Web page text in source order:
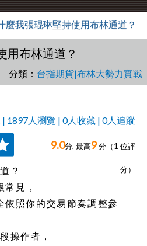
麼我張琨琳堅持使用布林通道？
用布林通道？
分類： 台指期貨|布林大勢力實戰
1897人瀏覽 | 0人收藏 | 0人追蹤
9.0分, 最高9分（1 位評
分）
？
見，
依照你的交易節奏調整參
操作者，